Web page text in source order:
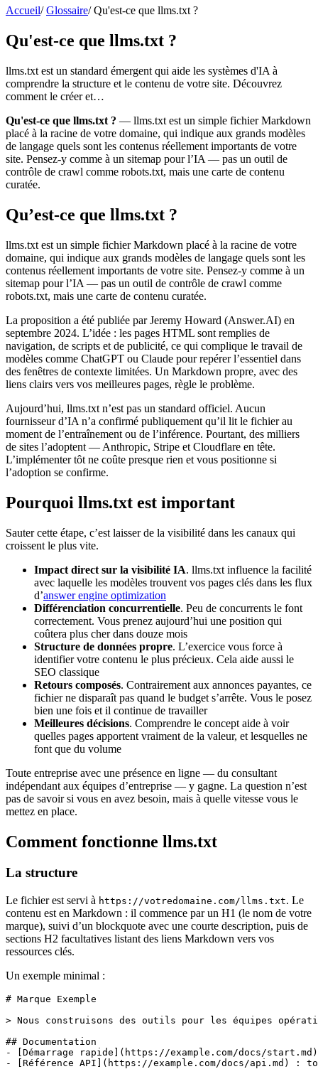
Accueil/ Glossaire/ Qu'est-ce que llms.txt ?
Qu'est-ce que llms.txt ?
llms.txt est un standard émergent qui aide les systèmes d'IA à
comprendre la structure et le contenu de votre site. Découvrez
comment le créer et…
Qu'est-ce que llms.txt ? — llms.txt est un simple fichier Markdown
placé à la racine de votre domaine, qui indique aux grands modèles
de langage quels sont les contenus réellement importants de votre
site. Pensez-y comme à un sitemap pour l’IA — pas un outil de
contrôle de crawl comme robots.txt, mais une carte de contenu
curatée.
Qu’est-ce que llms.txt ?
llms.txt est un simple fichier Markdown placé à la racine de votre
domaine, qui indique aux grands modèles de langage quels sont les
contenus réellement importants de votre site. Pensez-y comme à un
sitemap pour l’IA — pas un outil de contrôle de crawl comme
robots.txt, mais une carte de contenu curatée.
La proposition a été publiée par Jeremy Howard (Answer.AI) en
septembre 2024. L’idée : les pages HTML sont remplies de
navigation, de scripts et de publicité, ce qui complique le travail de
modèles comme ChatGPT ou Claude pour repérer l’essentiel dans
des fenêtres de contexte limitées. Un Markdown propre, avec des
liens clairs vers vos meilleures pages, règle le problème.
Aujourd’hui, llms.txt n’est pas un standard officiel. Aucun
fournisseur d’IA n’a confirmé publiquement qu’il lit le fichier au
moment de l’entraînement ou de l’inférence. Pourtant, des milliers
de sites l’adoptent — Anthropic, Stripe et Cloudflare en tête.
L’implémenter tôt ne coûte presque rien et vous positionne si
l’adoption se confirme.
Pourquoi llms.txt est important
Sauter cette étape, c’est laisser de la visibilité dans les canaux qui
croissent le plus vite.
Impact direct sur la visibilité IA. llms.txt influence la facilité
avec laquelle les modèles trouvent vos pages clés dans les flux
d’answer engine optimization
Différenciation concurrentielle. Peu de concurrents le font
correctement. Vous prenez aujourd’hui une position qui
coûtera plus cher dans douze mois
Structure de données propre. L’exercice vous force à
identifier votre contenu le plus précieux. Cela aide aussi le
SEO classique
Retours composés. Contrairement aux annonces payantes, ce
fichier ne disparaît pas quand le budget s’arrête. Vous le posez
bien une fois et il continue de travailler
Meilleures décisions. Comprendre le concept aide à voir
quelles pages apportent vraiment de la valeur, et lesquelles ne
font que du volume
Toute entreprise avec une présence en ligne — du consultant
indépendant aux équipes d’entreprise — y gagne. La question n’est
pas de savoir si vous en avez besoin, mais à quelle vitesse vous le
mettez en place.
Comment fonctionne llms.txt
La structure
Le fichier est servi à https://votredomaine.com/llms.txt. Le
contenu est en Markdown : il commence par un H1 (le nom de votre
marque), suivi d’un blockquote avec une courte description, puis de
sections H2 facultatives listant des liens Markdown vers vos
ressources clés.
Un exemple minimal :
# Marque Exemple
> Nous construisons des outils pour les équipes
## Documentation
- [Démarrage rapide](https://example.com/docs/
- [Référence API](https://example.com/docs/api.md) :